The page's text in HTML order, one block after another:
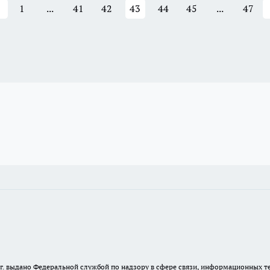
1 ... 41 42 43 44 45 ... 47
г. выдано Федеральной службой по надзору в сфере связи,